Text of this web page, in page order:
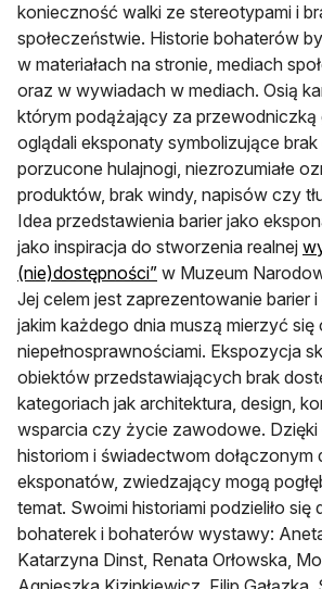
konieczność walki ze stereotypami i
społeczeństwie. Historie bohaterów
w materiałach na stronie, mediach
oraz w wywiadach w mediach. Osią
którym podążający za przewodniczką
oglądali eksponaty symbolizujące
porzucone hulajnogi, niezrozumiałe
produktów, brak windy, napisów czy
Idea przedstawienia barier jako
jako inspiracja do stworzenia realnej
(nie)dostępności”otwiera się w nowej
w Muzeum
Jej celem jest zaprezentowanie barier
jakim każdego dnia muszą mierzyć się
niepełnosprawnościami. Ekspozycja
obiektów przedstawiających brak
kategoriach jak architektura, design,
wsparcia czy życie zawodowe.
historiom i świadectwom dołączonym
eksponatów, zwiedzający mogą
temat. Swoimi historiami podzieliło się
bohaterek i bohaterów wystawy:
Katarzyna Dinst, Renata Orłowska,